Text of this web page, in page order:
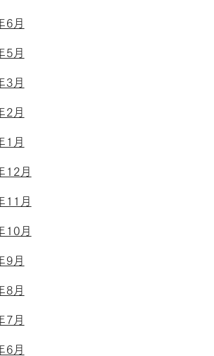
6月
5月
3月
2月
1月
12月
11月
10月
9月
8月
7月
6月